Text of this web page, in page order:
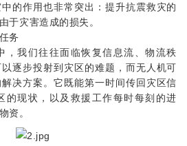
的作用也非常突出：提升抗震救灾的
于灾害造成的损失。
务
，我们往往面临恢复信息流、物流秩
逐步投射到灾区的难题，而无人机可
决方案。它既能第一时间传回灾区信
的现状，以及救援工作每时每刻的进
资 。